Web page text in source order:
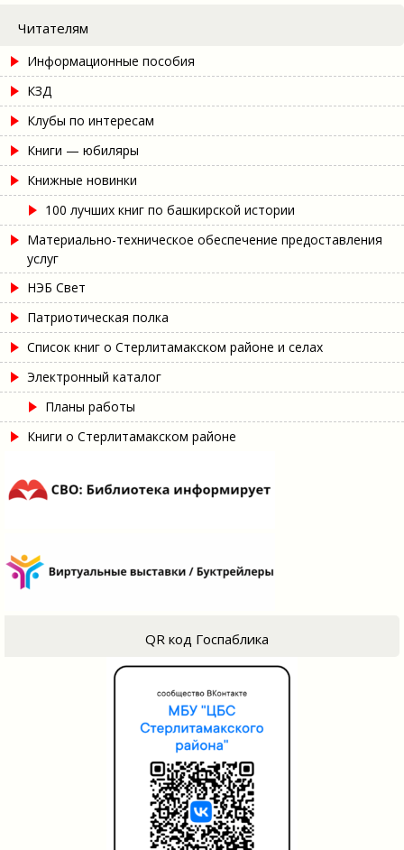
Читателям
Информационные пособия
КЗД
Клубы по интересам
Книги — юбиляры
Книжные новинки
100 лучших книг по башкирской истории
Материально-техническое обеспечение предоставления
услуг
НЭБ Свет
Патриотическая полка
Список книг о Стерлитамакском районе и селах
Электронный каталог
Планы работы
Книги о Стерлитамакском районе
QR код Госпаблика